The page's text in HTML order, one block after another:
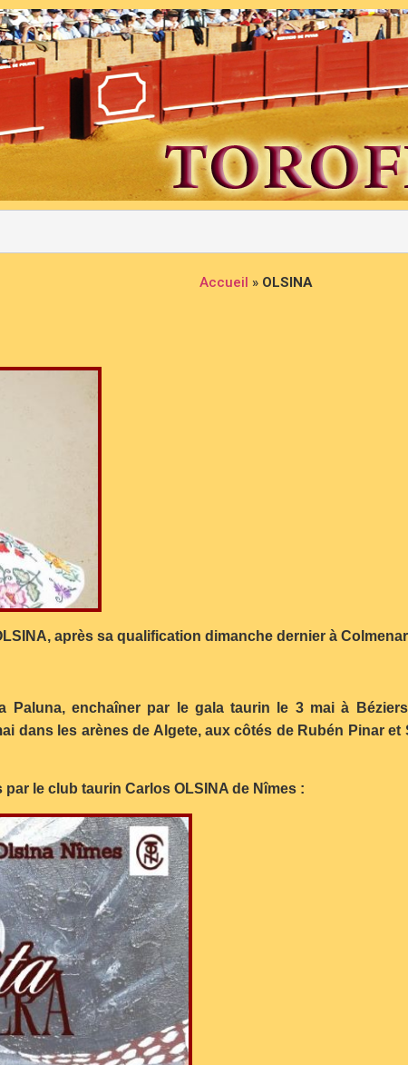
Accueil » OLSINA
après sa qualification dimanche dernier à
Paluna, enchaîner par le gala taurin le 3 mai à
dans les arènes de Algete, aux côtés de Rubén Pinar
le club taurin Carlos OLSINA de Nîmes :